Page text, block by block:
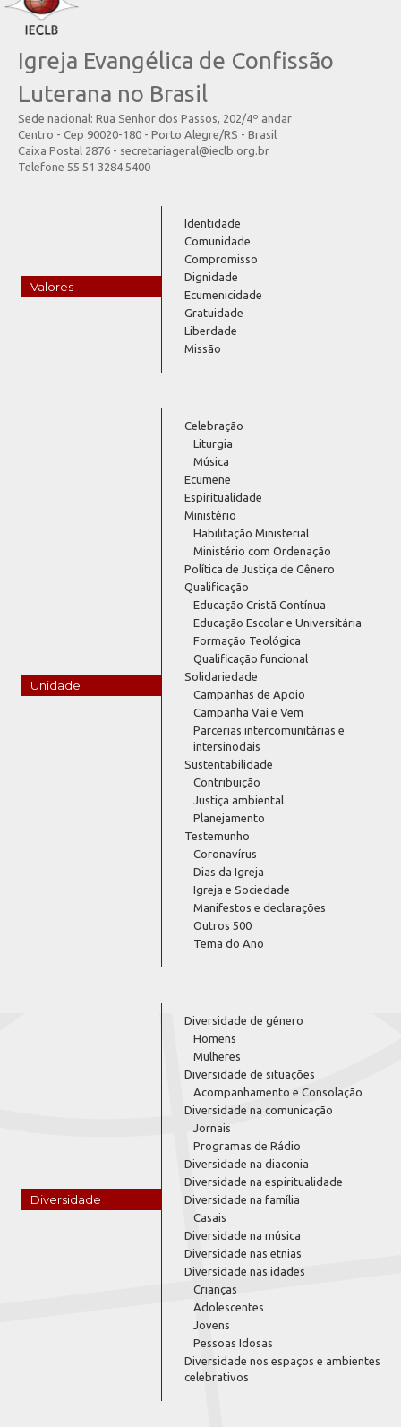
Igreja Evangélica de Confissão
Luterana no Brasil
Sede nacional: Rua Senhor dos Passos, 202/4º andar
Centro - Cep 90020-180 - Porto Alegre/RS - Brasil
Caixa Postal 2876 - secretariageral@ieclb.org.br
Telefone 55 51 3284.5400
Valores
Identidade
Comunidade
Compromisso
Dignidade
Ecumenicidade
Gratuidade
Liberdade
Missão
Unidade
Celebração
Liturgia
Música
Ecumene
Espiritualidade
Ministério
Habilitação Ministerial
Ministério com Ordenação
Política de Justiça de Gênero
Qualificação
Educação Cristã Contínua
Educação Escolar e Universitária
Formação Teológica
Qualificação funcional
Solidariedade
Campanhas de Apoio
Campanha Vai e Vem
Parcerias intercomunitárias e
intersinodais
Sustentabilidade
Contribuição
Justiça ambiental
Planejamento
Testemunho
Coronavírus
Dias da Igreja
Igreja e Sociedade
Manifestos e declarações
Outros 500
Tema do Ano
Diversidade
Diversidade de gênero
Homens
Mulheres
Diversidade de situações
Acompanhamento e Consolação
Diversidade na comunicação
Jornais
Programas de Rádio
Diversidade na diaconia
Diversidade na espiritualidade
Diversidade na família
Casais
Diversidade na música
Diversidade nas etnias
Diversidade nas idades
Crianças
Adolescentes
Jovens
Pessoas Idosas
Diversidade nos espaços e ambientes
celebrativos